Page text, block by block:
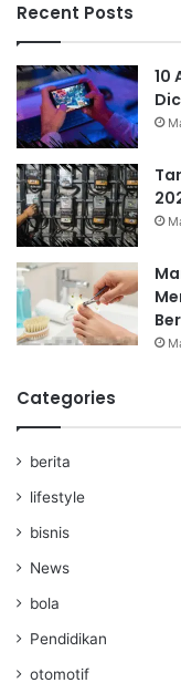
Recent Posts
10
Categories
berita
lifestyle
bisnis
News
bola
Pendidikan
otomotif